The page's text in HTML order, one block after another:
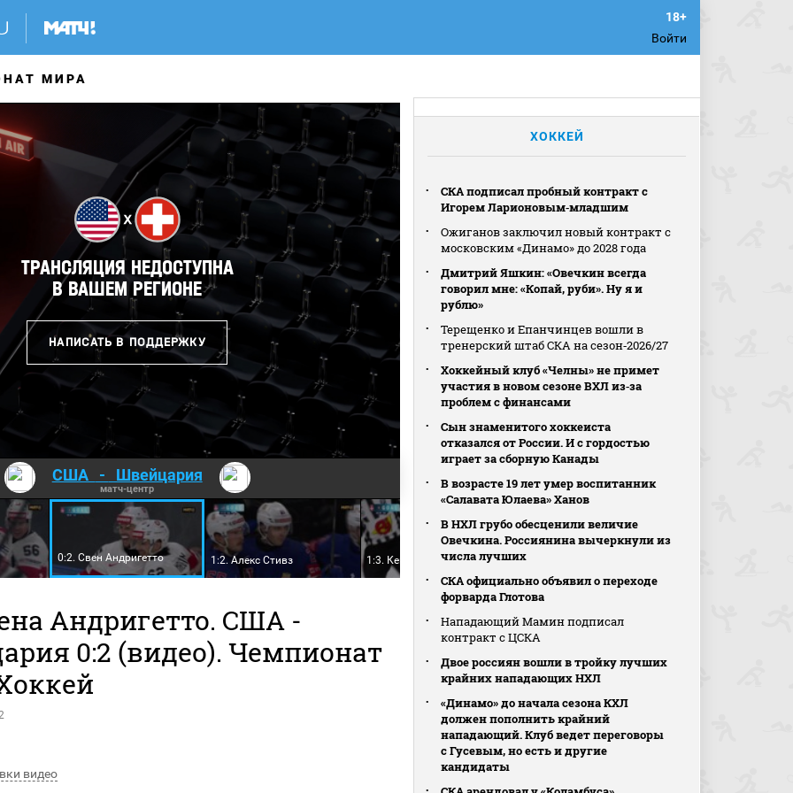
Войти
МИРА
США - Швейцария
матч-центр
0:2. Свен Андригетто 1:2. Алекс Стивз 1:3. Кен Ягер
Андригетто. США -
0:2 (видео). Чемпионат
видео
ХОККЕЙ
СКА подписал пробный контракт с
Игорем Ларионовым‑младшим
Ожиганов заключил новый контракт с
московским «Динамо» до 2028 года
Дмитрий Яшкин: «Овечкин всегда
говорил мне: «Копай, руби». Ну я и
рублю»
Терещенко и Епанчинцев вошли в
тренерский штаб СКА на сезон‑2026/27
Хоккейный клуб «Челны» не примет
участия в новом сезоне ВХЛ из‑за
проблем с финансами
Сын знаменитого хоккеиста
отказался от России. И с гордостью
играет за сборную Канады
В возрасте 19 лет умер воспитанник
«Салавата Юлаева» Ханов
В НХЛ грубо обесценили величие
Овечкина. Россиянина вычеркнули из
числа лучших
СКА официально объявил о переходе
форварда Глотова
Нападающий Мамин подписал
контракт с ЦСКА
Двое россиян вошли в тройку лучших
крайних нападающих НХЛ
«Динамо» до начала сезона КХЛ
должен пополнить крайний
нападающий. Клуб ведет переговоры
с Гусевым, но есть и другие
кандидаты